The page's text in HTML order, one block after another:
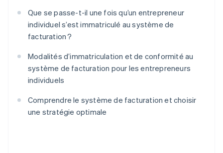
Que se passe-t-il une fois qu’un entrepreneur
individuel s’est immatriculé au système de
facturation ?
Modalités d’immatriculation et de conformité au
système de facturation pour les entrepreneurs
individuels
Comprendre le système de facturation et choisir
une stratégie optimale